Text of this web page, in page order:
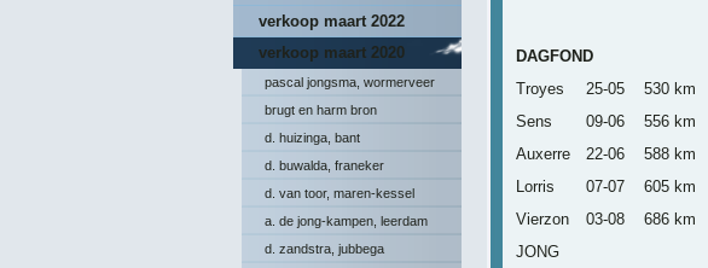
DAGFOND
Troyes
25-05 530 km
Sens
09-06 556 km
Auxerre
22-06 588 km
Lorris
07-07 605 km
Vierzon
03-08 686 km
JONG
verkoop maart 2022
verkoop maart 2020
pascal jongsma, wormerveer
brugt en harm bron
d. huizinga, bant
d. buwalda, franeker
d. van toor, maren-kessel
a. de jong-kampen, leerdam
d. zandstra, jubbega